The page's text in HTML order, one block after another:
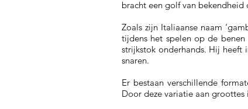
bracht een golf van
Zoals zijn Italiaanse naam
tijdens het spelen op de
strijkstok onderhands. Hij
snaren.
Er bestaan verschillende
Door deze variatie aan